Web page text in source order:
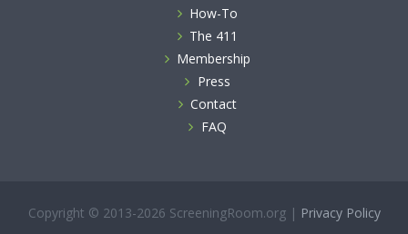
How-To
The 411
Membership
Press
Contact
FAQ
Copyright © 2013-2026 ScreeningRoom.org | Privacy Policy